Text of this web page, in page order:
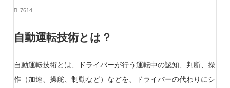
7614
自動運転技術とは？
自動運転技術とは、ドライバーが行う運転中の認知、判断、操
作（加速、操舵、制動など）などを、ドライバーの代わりにシ